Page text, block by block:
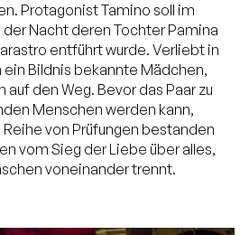
in Übernachtungsfragen
imBellevue Hotel Dresden
Protagonist Tamino soll im
Nacht deren Tochter Pamina
entführt wurde. Verliebt in
ein Bildnis bekannte Mädchen,
den Weg. Bevor das Paar zu
Menschen werden kann,
von Prüfungen bestanden
vom Sieg der Liebe über alles,
voneinander trennt.